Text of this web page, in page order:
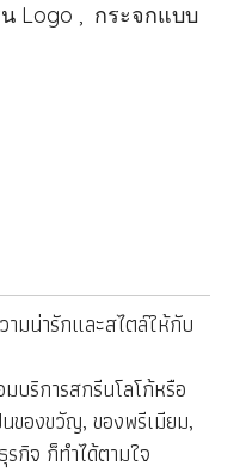
Logo , กระจกแบบ
มน่ารักและสไตล์ให้กับ
บริการสกรีนโลโก้หรือ
ของขวัญ, ของพรีเมียม,
กิจ ก็ทำได้ตามใจ